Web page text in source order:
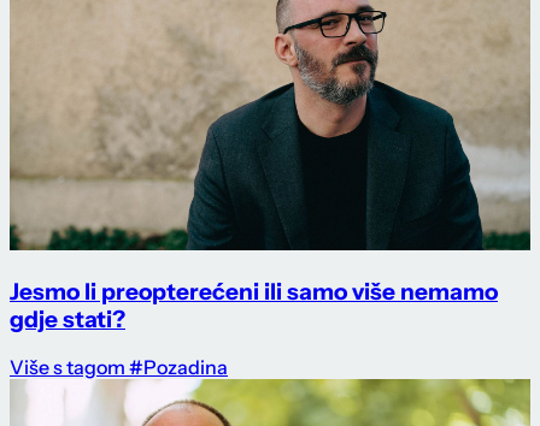
Jesmo li preopterećeni ili samo više nemamo
gdje stati?
Više s tagom #Pozadina